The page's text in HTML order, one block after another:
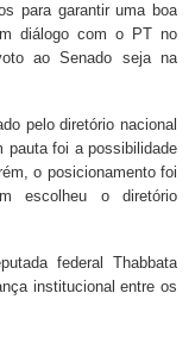
para garantir uma boa
diálogo com o PT no
ao Senado seja na
pelo diretório nacional
pauta foi a possibilidade
o posicionamento foi
escolheu o diretório
federal Thabbata
institucional entre os